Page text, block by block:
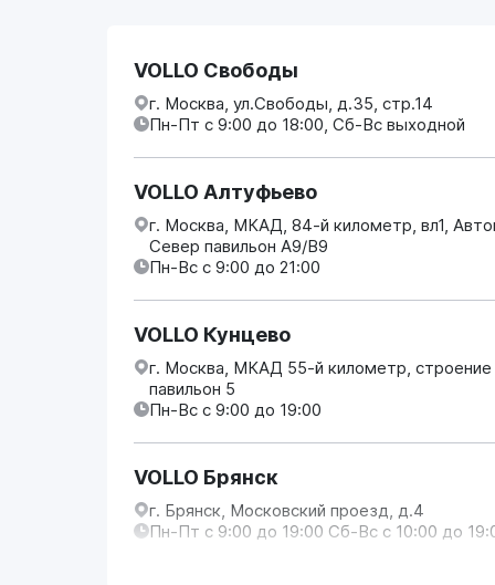
VOLLO Свободы
г. Москва, ул.Свободы, д.35, стр.14
Пн-Пт с 9:00 до 18:00, Сб-Вс выходной
VOLLO Алтуфьево
г. Москва, МКАД, 84-й километр, вл1,
Север павильон А9/В9
Пн-Вс с 9:00 до 21:00
VOLLO Кунцево
г. Москва, МКАД 55-й километр, строение
павильон 5
Пн-Вс с 9:00 до 19:00
VOLLO Брянск
г. Брянск, Московский проезд, д.4
Пн-Пт с 9:00 до 19:00 Сб-Вс с 10:00 до